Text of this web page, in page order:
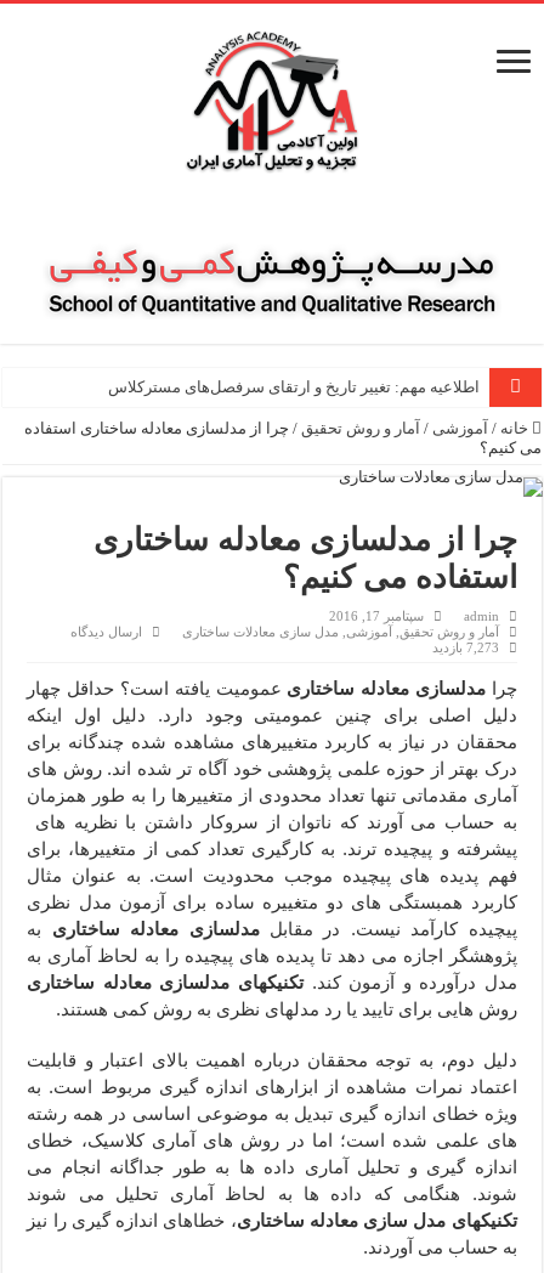
اطلاعیه مهم: تغییر تاریخ و ارتقای سرفصل‌های مسترکلاس مقاله نویسی
خانه / آموزشی / آمار و روش تحقیق / چرا از مدلسازی معادله ساختاری استفاده
می کنیم؟
چرا از مدلسازی معادله ساختاری
استفاده می کنیم؟
admin
سپتامبر 17, 2016
آمار و روش تحقیق
,آموزشی مدل سازی معادلات ساختاری
ارسال دیدگاه
7,273 بازدید
چرامدلسازی معادله ساختاری عمومیت یافته است؟ حداقل چهار
دلیل اصلی برای چنین عمومیتی وجود دارد. دلیل اول اینکه
محققان در نیاز به کاربرد متغییرهای مشاهده شده چندگانه برای
درک بهتر از حوزه علمی پژوهشی خود آگاه تر شده اند. روش های
آماری مقدماتی تنها تعداد محدودی از متغییرها را به طور همزمان
به حساب می آورند که ناتوان از سروکار داشتن با نظریه های
پیشرفته و پیچیده ترند. به کارگیری تعداد کمی از متغییرها، برای
فهم پدیده های پیچیده موجب محدودیت است. به عنوان مثال
کاربرد همبستگی های دو متغییره ساده برای آزمون مدل نظری
پیچیده کارآمد نیست. در مقابلمدلسازی معادله ساختاری به
پژوهشگر اجازه می دهد تا پدیده های پیچیده را به لحاظ آماری به
مدل درآورده و آزمون کند.تکنیکهای مدلسازی معادله ساختاری
روش هایی برای تایید یا رد مدلهای نظری به روش کمی هستند.
دلیل دوم، به توجه محققان درباره اهمیت بالای اعتبار و قابلیت
اعتماد نمرات مشاهده از ابزارهای اندازه گیری مربوط است. به
ویژه خطای اندازه گیری تبدیل به موضوعی اساسی در همه رشته
های علمی شده است؛ اما در روش های آماری کلاسیک، خطای
اندازه گیری و تحلیل آماری داده ها به طور جداگانه انجام می
شوند. هنگامی که داده ها به لحاظ آماری تحلیل می شوند
تکنیکهای مدل سازی معادله ساختاری، خطاهای اندازه گیری را نیز
به حساب می آوردند.